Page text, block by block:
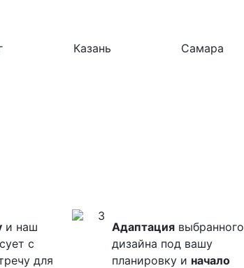
Казань Самара
и наш
с
для
3
Адаптация выбранного
дизайна под вашу
планировку и начало